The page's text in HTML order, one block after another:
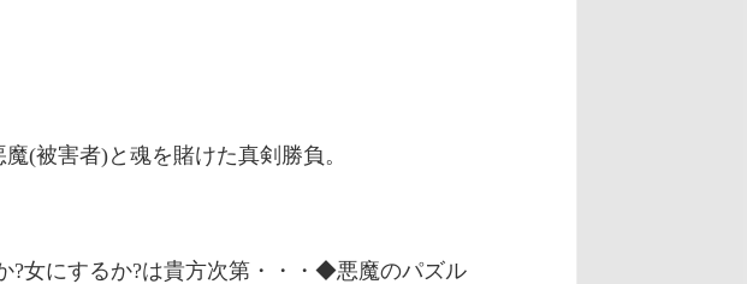
(被害者)と魂を賭けた真剣勝負。
?女にするか?は貴方次第・・・ ◆悪魔のパズル